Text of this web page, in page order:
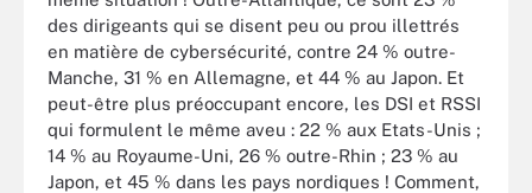
des dirigeants qui se disent peu ou prou illettrés
en matière de cybersécurité, contre 24 % outre-
Manche, 31 % en Allemagne, et 44 % au Japon. Et
peut-être plus préoccupant encore, les DSI et RSSI
qui formulent le même aveu : 22 % aux Etats-Unis ;
14 % au Royaume-Uni, 26 % outre-Rhin ; 23 % au
Japon, et 45 % dans les pays nordiques ! Comment,